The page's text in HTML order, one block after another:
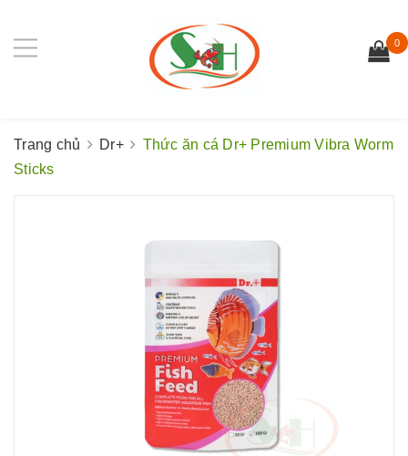
0
Trang chủ Dr+
Thức ăn cá Dr+ Premium Vibra Worm
Sticks